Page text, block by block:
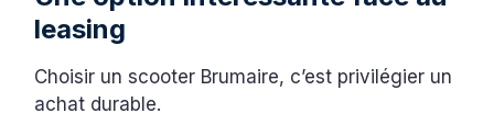
leasing
Choisir un scooter Brumaire, c’est privilégier un
achat durable.